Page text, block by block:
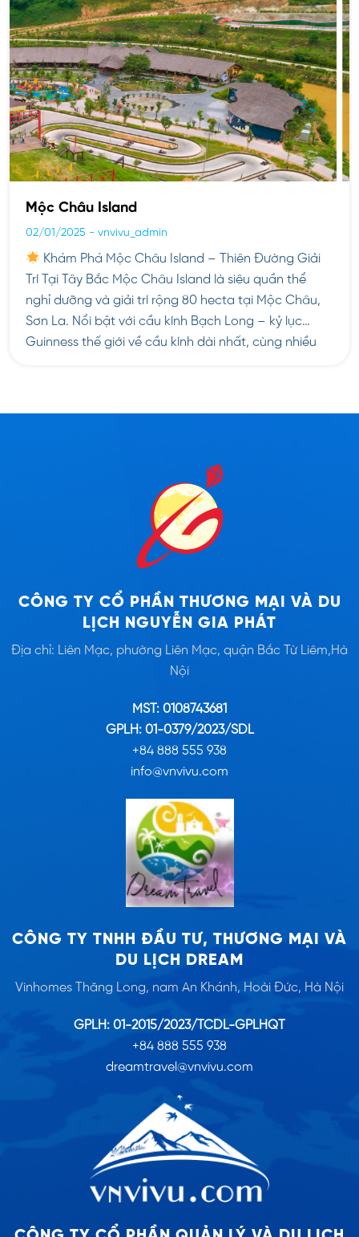
Mộc Châu Island
02/01/2025 - vnvivu_admin
Khám Phá Mộc Châu Island – Thiên Đường Giải
Trí Tại Tây Bắc Mộc Châu Island là siêu quần thể
nghỉ dưỡng và giải trí rộng 80 hecta tại Mộc Châu,
Sơn La. Nổi bật với cầu kính Bạch Long – kỷ lục
Guinness thế giới về cầu kính dài nhất, cùng nhiều
CÔNG TY CỔ PHẦN THƯƠNG MẠI VÀ DU
LỊCH NGUYỄN GIA PHÁT
Địa chỉ: Liên Mạc, phường Liên Mạc, quận Bắc Từ Liêm,Hà
Nội
MST: 0108743681
GPLH: 01-0379/2023/SDL
+84 888 555 938
info@vnvivu.com
CÔNG TY TNHH ĐẦU TƯ, THƯƠNG MẠI VÀ
DU LỊCH DREAM
Vinhomes Thăng Long, nam An Khánh, Hoài Đức, Hà Nội
GPLH: 01-2015/2023/TCDL-GPLHQT
+84 888 555 938
dreamtravel@vnvivu.com